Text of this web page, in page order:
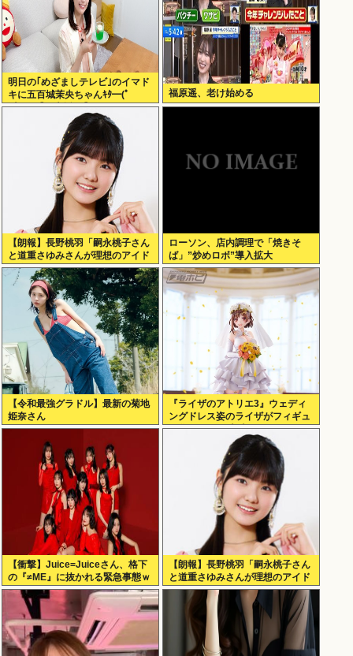
明日の｢めざましテレビ｣のイマド
キに五百城茉央ちゃんｷﾀ━(ﾟ
∀ﾟ)━!【乃木坂46】
福原遥、老け始める
【朗報】長野桃羽「嗣永桃子さん
と道重さゆみさんが理想のアイド
ル像」
ローソン、店内調理で「焼きそ
ば」”炒めロボ”導入拡大
【令和最強グラドル】最新の菊地
姫奈さん
『ライザのアトリエ3』ウェディ
ングドレス姿のライザがフィギュ
ア化キタ───(ﾟ∀ﾟ)───!!!!!
【衝撃】Juice=Juiceさん、格下
の『≠ME』に抜かれる緊急事態ｗ
ｗｗｗｗｗｗｗｗｗｗｗ
【朗報】長野桃羽「嗣永桃子さん
と道重さゆみさんが理想のアイド
ル像」